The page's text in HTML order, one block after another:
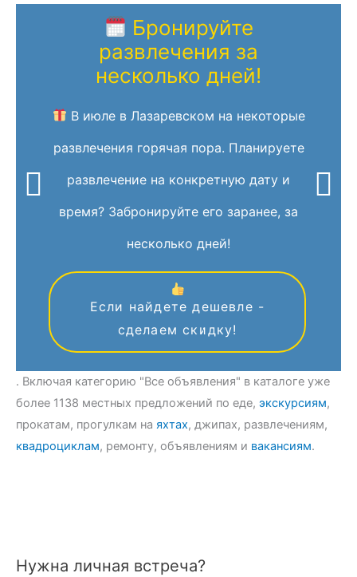
Нужна личная встреча?
Бронируйте
развлечения за
несколько дней!
В июле в Лазаревском на некоторые
развлечения горячая пора. Планируете
развлечение на конкретную дату и
время? Забронируйте его заранее, за
несколько дней!
Если найдете дешевле -
сделаем скидку!
. Включая категорию "Все объявления" в каталоге уже
более 1138 местных предложений по еде, экскурсиям,
прокатам, прогулкам на яхтах, джипах, развлечениям,
квадроциклам, ремонту, объявлениям и вакансиям.